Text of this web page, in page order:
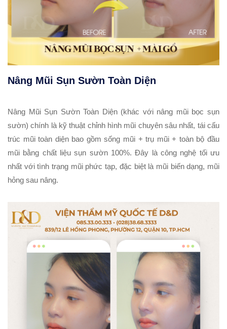
Nâng Mũi Sụn Sườn Toàn Diện
Nâng Mũi Sụn Sườn Toàn Diện (khác với nâng mũi bọc sụn
sườn) chính là kỹ thuật chỉnh hình mũi chuyên sâu nhất, tái cấu
trúc mũi toàn diện bao gồm sống mũi + trụ mũi + toàn bộ đầu
mũi bằng chất liệu sụn sườn 100%. Đây là công nghệ tối ưu
nhất với tình trạng mũi phức tạp, đặc biệt là mũi biến dạng, mũi
hỏng sau nâng.